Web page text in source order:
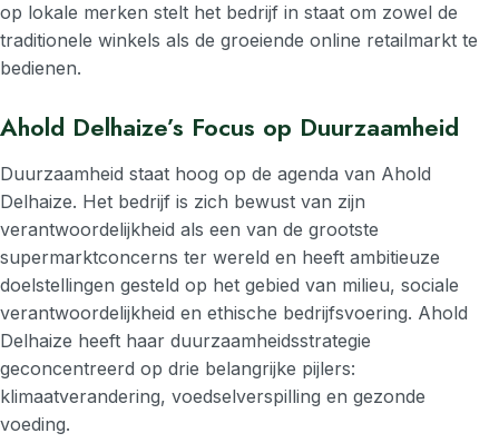
op lokale merken stelt het bedrijf in staat om zowel de
traditionele winkels als de groeiende online retailmarkt te
bedienen.
Ahold Delhaize’s Focus op Duurzaamheid
Duurzaamheid staat hoog op de agenda van Ahold
Delhaize. Het bedrijf is zich bewust van zijn
verantwoordelijkheid als een van de grootste
supermarktconcerns ter wereld en heeft ambitieuze
doelstellingen gesteld op het gebied van milieu, sociale
verantwoordelijkheid en ethische bedrijfsvoering. Ahold
Delhaize heeft haar duurzaamheidsstrategie
geconcentreerd op drie belangrijke pijlers:
klimaatverandering, voedselverspilling en gezonde
voeding.